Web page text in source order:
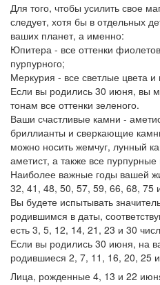
Для того, чтобы усилить свое
следует, хотя бы в отдельных
ваших планет, а именно:
Юпитера - все оттенки
пурпурного;
Меркурия - все светлые цвета
Если вы родились 30 июня, вы
тонам все оттенки зеленого.
Ваши счастливые камни -
бриллианты и сверкающие
можно носить жемчуг, лунный
аметист, а также все
Наиболее важные годы вашей
32, 41, 48, 50, 57, 59, 66, 68, 75
Вы будете испытывать
родившимся в даты,
есть 3, 5, 12, 14, 21, 23 и 30
Если вы родились 30 июня, на
родившиеся 2, 7, 11, 16, 20, 25
Лица, рожденные 4, 13 и 22